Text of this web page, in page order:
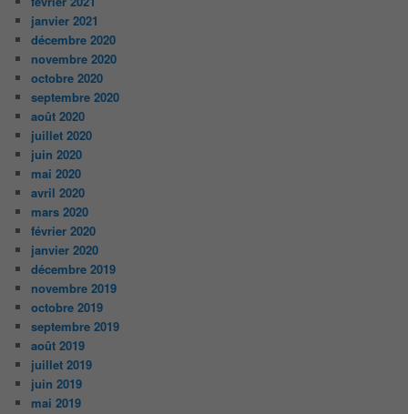
janvier 2021
décembre 2020
novembre 2020
octobre 2020
septembre 2020
août 2020
juillet 2020
juin 2020
mai 2020
avril 2020
mars 2020
février 2020
janvier 2020
décembre 2019
novembre 2019
octobre 2019
septembre 2019
août 2019
juillet 2019
juin 2019
mai 2019